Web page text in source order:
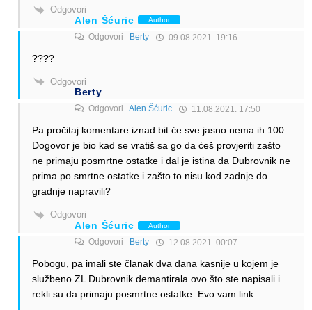
Odgovori
Alen Šćuric Author
Odgovori Berty 09.08.2021. 19:16
????
Odgovori
Berty
Odgovori Alen Šćuric 11.08.2021. 17:50
Pa pročitaj komentare iznad bit će sve jasno nema ih 100.
Dogovor je bio kad se vratiš sa go da ćeš provjeriti zašto
ne primaju posmrtne ostatke i dal je istina da Dubrovnik ne
prima po smrtne ostatke i zašto to nisu kod zadnje do
gradnje napravili?
Odgovori
Alen Šćuric Author
Odgovori Berty 12.08.2021. 00:07
Pobogu, pa imali ste članak dva dana kasnije u kojem je
službeno ZL Dubrovnik demantirala ovo što ste napisali i
rekli su da primaju posmrtne ostatke. Evo vam link: